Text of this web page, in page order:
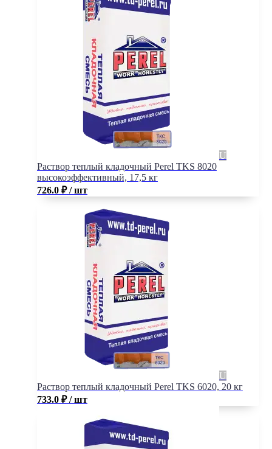
Раствор теплый кладочный Perel TKS 8020
высокоэффективный, 17,5 кг
726.0 ₽ / шт
Раствор теплый кладочный Perel TKS 6020, 20 кг
733.0 ₽ / шт